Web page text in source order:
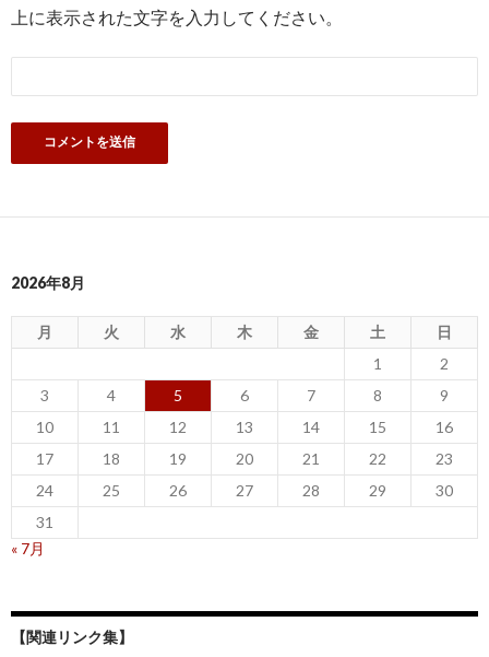
上に表示された文字を入力してください。
2026年8月
月 火 水 木 金 土
日
1
2
3
4 5 6 7 8
9
10
11 12 13 14 15
16
17
18 19 20 21 22
23
24
25 26 27 28 29
30
31
« 7月
【関連リンク集】